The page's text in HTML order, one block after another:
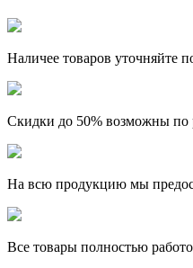
Наличее товаров уточняйте
Скидки до 50% возможны
На всю продукцию мы
Все товары полностью